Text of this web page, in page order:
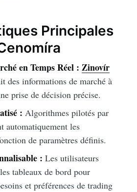
Principales
en Temps Réel : Zinovír
des informations de marché à
prise de décision précise.
: Algorithmes pilotés par
automatiquement les
de paramètres définis.
: Les utilisateurs
tableaux de bord pour
et préférences de trading